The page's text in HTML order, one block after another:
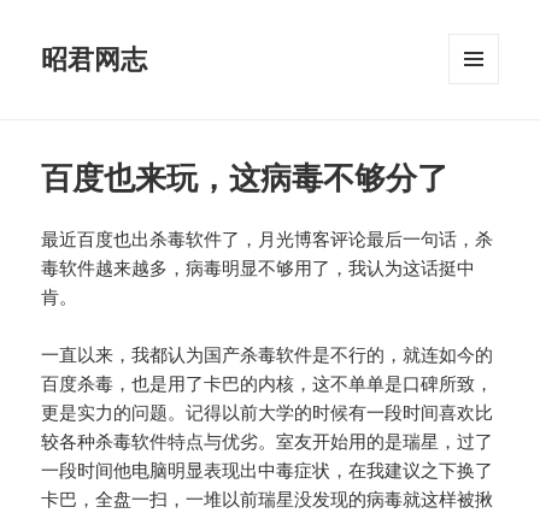
昭君网志
百度也来玩，这病毒不够分了
最近百度也出杀毒软件了，月光博客评论最后一句话，杀
毒软件越来越多，病毒明显不够用了，我认为这话挺中
肯。
一直以来，我都认为国产杀毒软件是不行的，就连如今的
百度杀毒，也是用了卡巴的内核，这不单单是口碑所致，
更是实力的问题。记得以前大学的时候有一段时间喜欢比
较各种杀毒软件特点与优劣。室友开始用的是瑞星，过了
一段时间他电脑明显表现出中毒症状，在我建议之下换了
卡巴，全盘一扫，一堆以前瑞星没发现的病毒就这样被揪